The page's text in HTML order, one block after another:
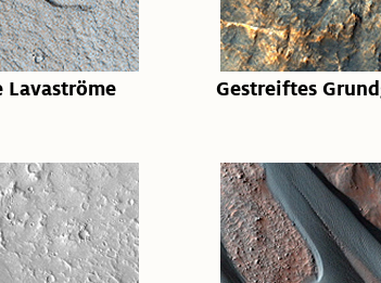
Lavaströme
Gestreiftes